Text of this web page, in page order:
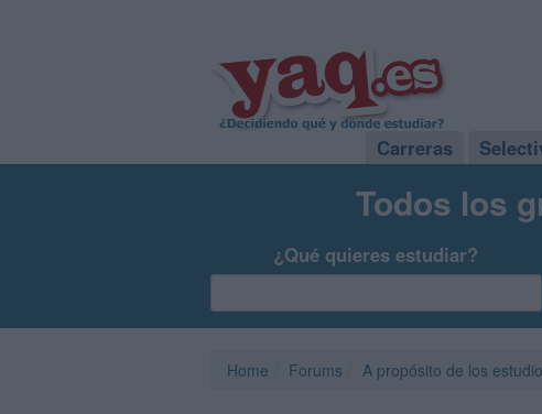
Carreras
Todos los
¿Qué quieres estudiar?
Home Forums A propósito de los